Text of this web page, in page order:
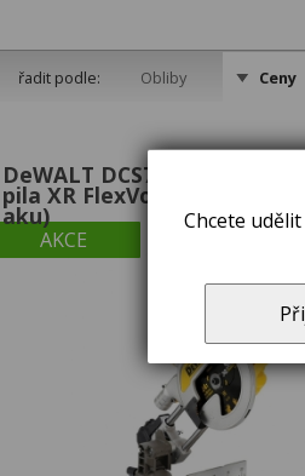
řadit podle: Obliby Ceny
AKCE
DeWALT DCS777N Aku
pila XR FlexVolt (216mm/
aku)
Chcete